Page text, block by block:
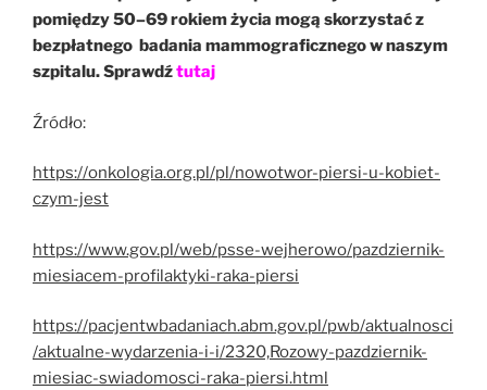
pomiędzy 50–69 rokiem życia mogą skorzystać z
bezpłatnego badania mammograficznego w naszym
szpitalu. Sprawdźtutaj
Źródło:
https://onkologia.org.pl/pl/nowotwor-piersi-u-kobiet-
czym-jest
https://www.gov.pl/web/psse-wejherowo/pazdziernik-
miesiacem-profilaktyki-raka-piersi
https://pacjentwbadaniach.abm.gov.pl/pwb/aktualnosci
/aktualne-wydarzenia-i-i/2320,Rozowy-pazdziernik-
miesiac-swiadomosci-raka-piersi.html